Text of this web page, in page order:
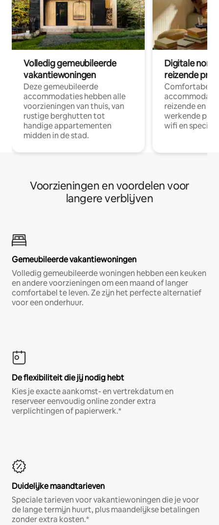
Volledig gemeubileerde
vakantiewoningen
Deze gemeubileerde
accommodaties hebben alle
voorzieningen van thuis, van
rustige berghutten tot
handige appartementen
midden in de stad.
Digitale
reizende
Comfortabele
reizende en
werkende
wifi en
Voorzieningen en voordelen voor
langere verblijven
Gemeubileerde vakantiewoningen
Volledig gemeubileerde woningen hebben een keuken
en andere voorzieningen om een maand of langer
comfortabel te leven. Ze zijn het perfecte alternatief
voor een onderhuur.
De flexibiliteit die jij nodig hebt
Kies je exacte aankomst- en vertrekdatum en
reserveer eenvoudig online zonder extra
verplichtingen of papierwerk.*
Duidelijke maandtarieven
Speciale tarieven voor vakantiewoningen die je voor
de lange termijn huurt, plus maandelijkse betalingen
zonder extra kosten.*